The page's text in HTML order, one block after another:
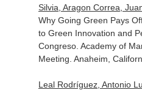
Silvia, Aragon Correa,
Why Going Green Pays
to Green Innovation and
Congreso. Academy of
Meeting. Anaheim,
Leal Rodríguez, Antonio